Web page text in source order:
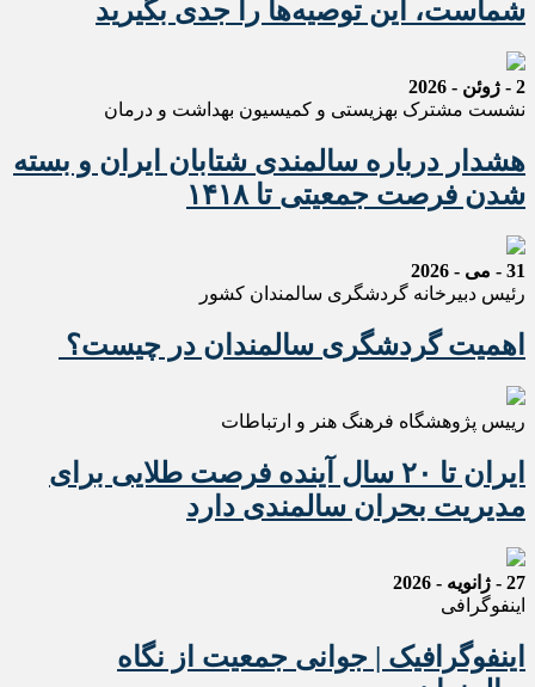
شماست، این توصیه‌ها را جدی بگیرید
2 - ژوئن - 2026
نشست مشترک بهزیستی و کمیسیون بهداشت و درمان
هشدار درباره سالمندی شتابان ایران و بسته
شدن فرصت جمعیتی تا ۱۴۱۸
31 - می - 2026
رئیس دبیرخانه گردشگری سالمندان کشور
اهمیت گردشگری سالمندان در چیست؟
رییس پژوهشگاه فرهنگ هنر و ارتباطات
ایران تا ۲۰ سال آینده فرصت طلایی برای
مدیریت بحران سالمندی دارد
27 - ژانویه - 2026
اینفوگرافی
اینفوگرافیک | جوانی جمعیت از نگاه